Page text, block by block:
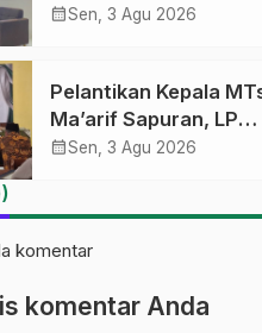
Medsos Sekolah
Digital
calendar_monthSen, 3 Agu 2026
Pelantikan Kepala
Ma’arif Sapuran, LP
Ma’arif NU Wonosobo
calendar_monthSen, 3 Agu 2026
komentar
komentar Anda